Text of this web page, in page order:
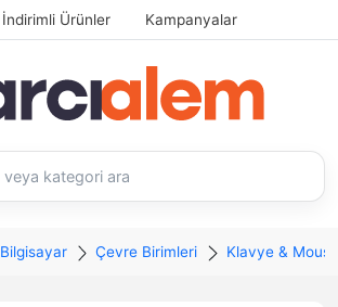
İndirimli Ürünler Kampanyalar
Bilgisayar Çevre Birimleri Klavye & Mouse